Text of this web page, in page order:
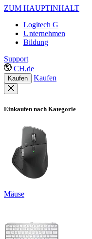
ZUM HAUPTINHALT
Logitech G
Unternehmen
Bildung
Support
CH,de
Kaufen Kaufen
Einkaufen nach Kategorie
Mäuse